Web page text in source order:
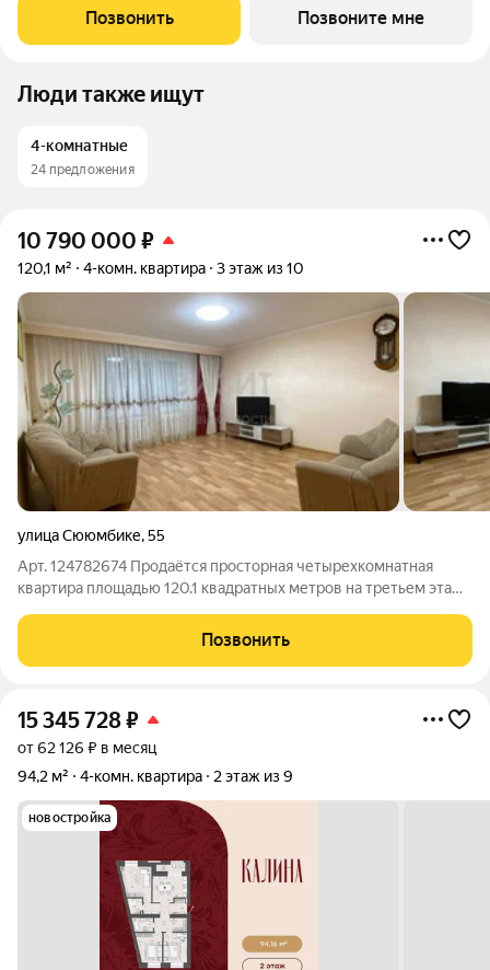
сделать ее ярче и насыщеннее. Мы приглашаем вас выйти за
рамки привычного вместе с ЖК
Позвонить Позвоните мне
Люди также ищут
4-комнатные
24 предложения
10 790 000 ₽
120,1 м² 4-комн. квартира 3 этаж из 10
улица Сююмбике,55
Арт. 124782674 Продаётся просторная четырехкомнатная
квартира площадью 120.1 квадратных метров на третьем этаже
город Нижнекамск, улица Сююмбике, дом 55. Жилая площадь
составляет комфортные
Позвонить
15 345 728₽
от 62 126 ₽ в месяц
94,2 м²
4-комн. квартира 2 этаж из 9
новостройка